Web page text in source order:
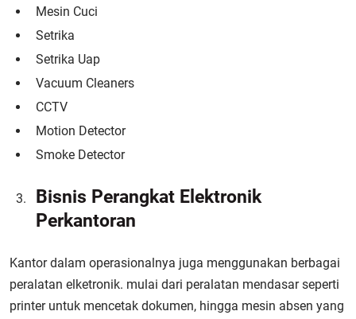
Mesin Cuci
Setrika
Setrika Uap
Vacuum Cleaners
CCTV
Motion Detector
Smoke Detector
Bisnis Perangkat Elektronik
Perkantoran
Kantor dalam operasionalnya juga menggunakan berbagai
peralatan elketronik. mulai dari peralatan mendasar seperti
printer untuk mencetak dokumen, hingga mesin absen yang